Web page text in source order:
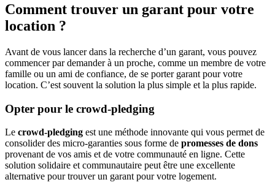
Comment trouver un garant pour votre
location ?
Avant de vous lancer dans la recherche d’un garant, vous pouvez
commencer par demander à un proche, comme un membre de votre
famille ou un ami de confiance, de se porter garant pour votre
location. C’est souvent la solution la plus simple et la plus rapide.
Opter pour le crowd-pledging
Le crowd-pledging est une méthode innovante qui vous permet de
consolider des micro-garanties sous forme de promesses de dons
provenant de vos amis et de votre communauté en ligne. Cette
solution solidaire et communautaire peut être une excellente
alternative pour trouver un garant pour votre logement.